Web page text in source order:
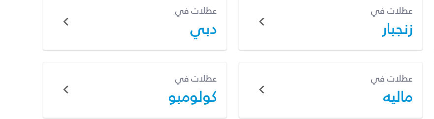
عطلات في
زنجبار
عطلات في
دبي
عطلات في
ماليه
عطلات في
كولومبو